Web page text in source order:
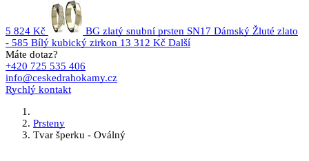
5 824 Kč
BG zlatý snubní prsten SN17 Dámský Žluté zlato
- 585 Bílý kubický zirkon 13 312 Kč Další
Máte dotaz?
+420 725 535 406
info@ceskedrahokamy.cz
Rychlý kontakt
Prsteny
Tvar šperku - Oválný